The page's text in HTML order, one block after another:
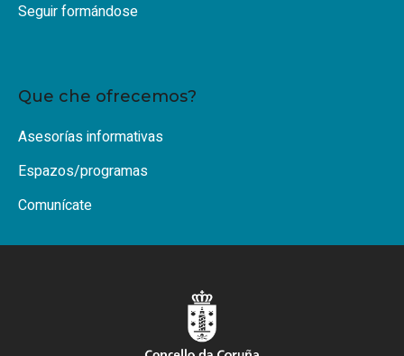
Seguir formándose
Que che ofrecemos?
Asesorías informativas
Espazos/programas
Comunícate